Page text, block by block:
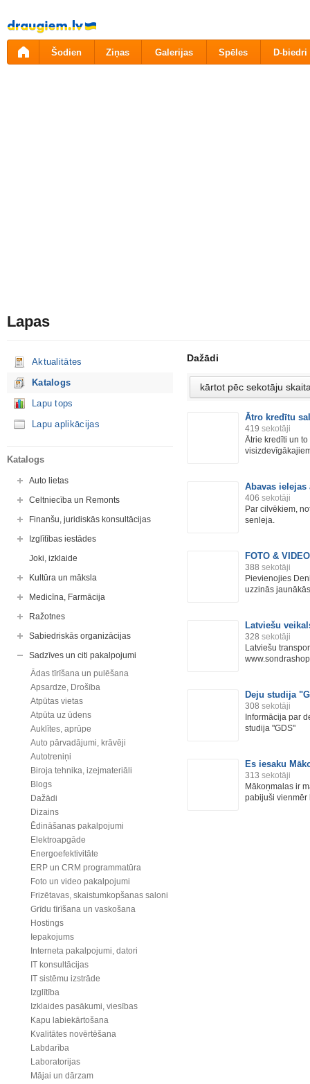
Pāriet
uz
saturu
Šodien Ziņas Galerijas Spēles D-biedri
Lapas
Aktualitātes
Katalogs
Lapu tops
Lapu aplikācijas
Katalogs
Auto lietas
Celtniecība un Remonts
Finanšu, juridiskās konsultācijas
Izglītības iestādes
Joki, izklaide
Kultūra un māksla
Medicīna, Farmācija
Ražotnes
Sabiedriskās organizācijas
Sadzīves un citi pakalpojumi
Ādas tīrīšana un pulēšana
Apsardze, Drošība
Atpūtas vietas
Atpūta uz ūdens
Auklītes, aprūpe
Auto pārvadājumi, krāvēji
Autotreniņi
Biroja tehnika, izejmateriāli
Blogs
Dažādi
Dizains
Ēdināšanas pakalpojumi
Elektroapgāde
Energoefektivitāte
ERP un CRM programmatūra
Foto un video pakalpojumi
Frizētavas, skaistumkopšanas saloni
Grīdu tīrīšana un vaskošana
Hostings
Iepakojums
Interneta pakalpojumi, datori
IT konsultācijas
IT sistēmu izstrāde
Izglītība
Izklaides pasākumi, viesības
Kapu labiekārtošana
Kvalitātes novērtēšana
Labdarība
Laboratorijas
Mājai un dārzam
Dažādi
Ātro kredītu
419 sekotāji
Ātrie kredīti un
Abavas
406 sekotāji
Par cilvēkiem,
senleja.
FOTO &
388 sekotāji
Pievienojies
uzzinās
Latviešu
328 sekotāji
Latviešu
Deju studija
308 sekotāji
Informācija par
studija "GDS"
Es iesaku
313 sekotāji
Mākoņmalas ir
pabijuši vienmēr